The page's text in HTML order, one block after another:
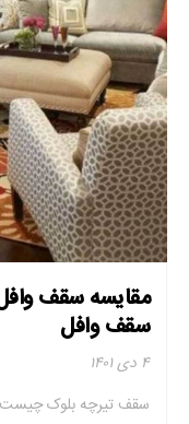
مقایسه سقف
سقف وافل
۴ دی ۱۴۰۱
سقف تیرچه بلوک